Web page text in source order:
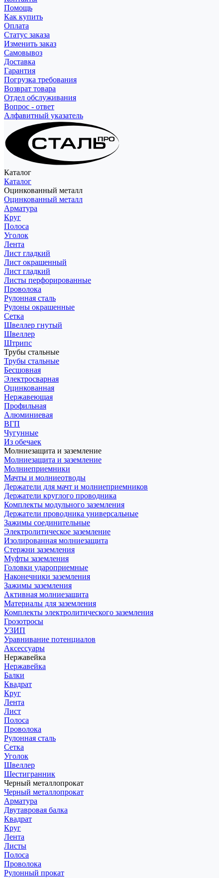
Помощь
Как купить
Оплата
Статус заказа
Изменить заказ
Самовывоз
Доставка
Гарантия
Погрузка требования
Возврат товара
Отдел обслуживания
Вопрос - ответ
Алфавитный указатель
Каталог
Каталог
Оцинкованный металл
Оцинкованный металл
Арматура
Круг
Полоса
Уголок
Лента
Лист гладкий
Лист окрашенный
Лист гладкий
Листы перфорированные
Проволока
Рулонная сталь
Рулоны окрашенные
Сетка
Швеллер гнутый
Швеллер
Штрипс
Трубы стальные
Трубы стальные
Бесшовная
Электросварная
Оцинкованная
Нержавеющая
Профильная
Алюминиевая
ВГП
Чугунные
Из обечаек
Молниезащита и заземление
Молниезащита и заземление
Молниеприемники
Мачты и молниеотводы
Держатели для мачт и молниеприемников
Держатели круглого проводника
Комплекты модульного заземления
Держатели проводника универсальные
Зажимы соединительные
Электролитическое заземление
Изолированная молниезащита
Стержни заземления
Муфты заземления
Головки удароприемные
Наконечники заземления
Зажимы заземления
Активная молниезащита
Материалы для заземления
Комплекты электролитического заземления
Грозотросы
УЗИП
Уравнивание потенциалов
Аксессуары
Нержавейка
Нержавейка
Балки
Квадрат
Круг
Лента
Лист
Полоса
Проволока
Рулонная сталь
Сетка
Уголок
Швеллер
Шестигранник
Черный металлопрокат
Черный металлопрокат
Арматура
Двутавровая балка
Квадрат
Круг
Лента
Листы
Полоса
Проволока
Рулонный прокат